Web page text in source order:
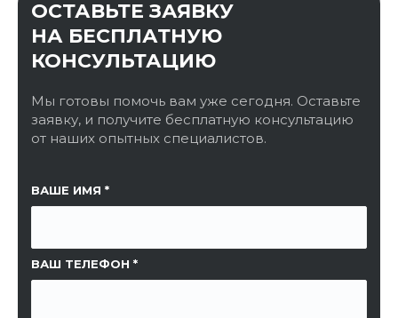
ОСТАВЬТЕ ЗАЯВКУ
НА БЕСПЛАТНУЮ
КОНСУЛЬТАЦИЮ
Мы готовы помочь вам уже сегодня. Оставьте
заявку, и получите бесплатную консультацию
от наших опытных специалистов.
ВАШЕ ИМЯ
ВАШ ТЕЛЕФОН
ССЫЛКА НА СТРАНИЦУ